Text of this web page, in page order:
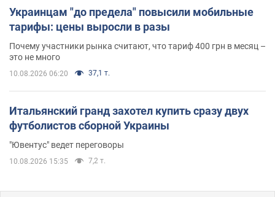
Украинцам "до предела" повысили мобильные
тарифы: цены выросли в разы
Почему участники рынка считают, что тариф 400 грн в месяц –
это не много
10.08.2026 06:20 37,1 т.
Итальянский гранд захотел купить сразу двух
футболистов сборной Украины
"Ювентус" ведет переговоры
10.08.2026 15:35 7,2 т.